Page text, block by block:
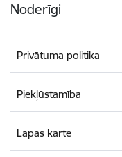
Noderīgi
Privātuma politika
Piekļūstamība
Lapas karte